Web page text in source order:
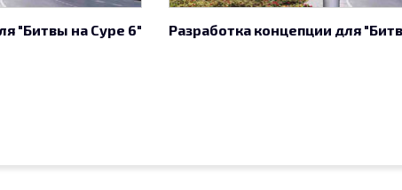
"Битвы на Суре 6" Разработка концепции для